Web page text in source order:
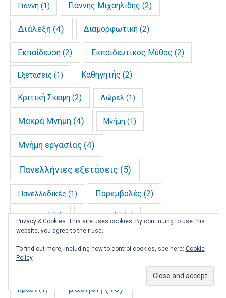
Γιάννη (1) Γιάννης Μιχαηλίδης (2)
Διάλεξη (4) Διαμορφωτική (2)
Εκπαίδευση (2) Εκπαιδευτικός Μύθος (2)
Εξετάσεις(1) Καθηγητής (2)
Κριτική Σκέψη (2) Λώρελ (1)
Μακρά Μνήμη (4) Μνήμη (1)
Μνήμη εργασίας (4)
Πανελλήνιες εξετάσεις (5)
Πανελλαδικές(1) Παρεμβολές (2)
Προσοχή(2) Συμβουλές(2)
γνώση
κρασί(1) μάθηση(16)
Privacy & Cookies: This site uses cookies. By continuing to use this
website, you agree to their use.
To find out more, including how to control cookies, see here: Cookie
Policy